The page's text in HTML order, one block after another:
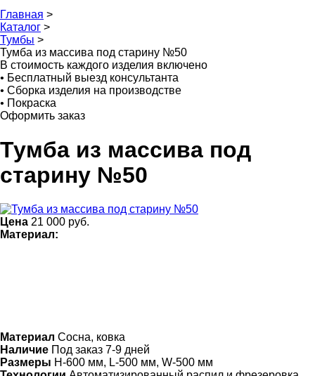
Главная >
Каталог >
Тумбы >
Тумба из массива под старину №50
В стоимость каждого изделия включено
• Бесплатный выезд консультанта
• Сборка изделия на производстве
• Покраска
Оформить заказ
Тумба из массива под
старину №50
Цена 21 000 руб.
Материал:
Материал Сосна, ковка
Наличие Под заказ 7-9 дней
Размеры Н-600 мм, L-500 мм, W-500 мм